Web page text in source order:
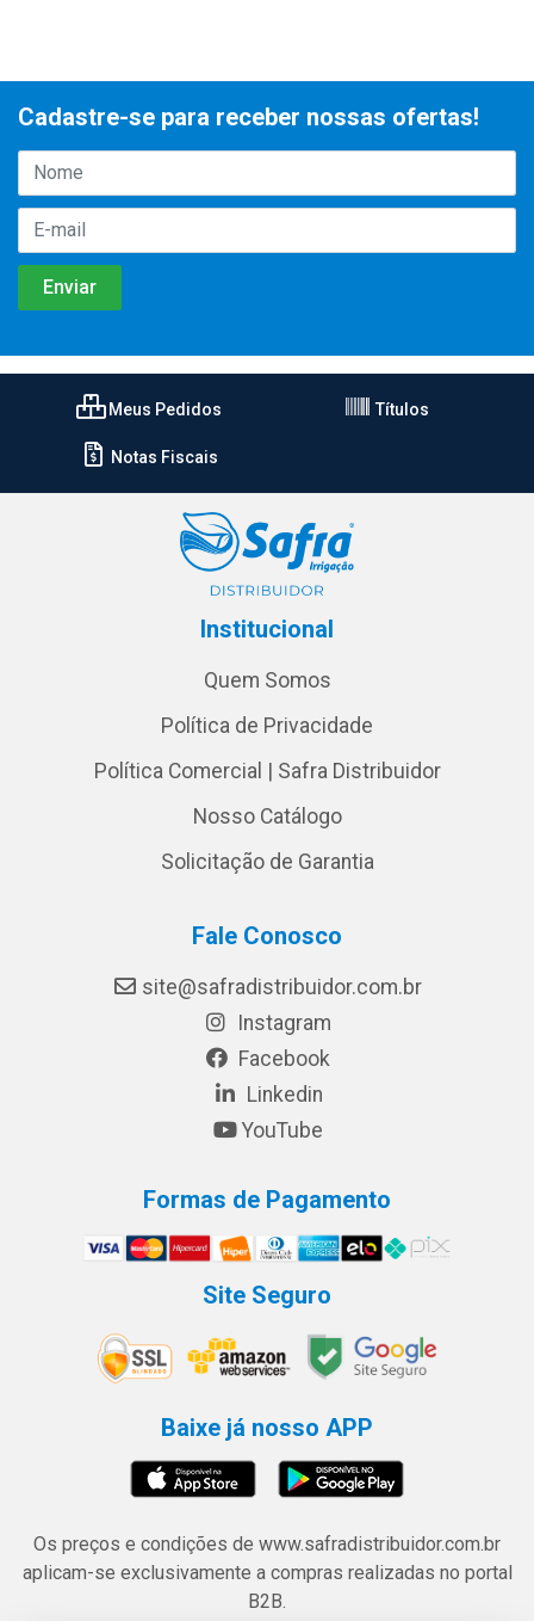
Cadastre-se para receber nossas ofertas!
Meus Pedidos Títulos
Notas Fiscais
Institucional
Quem Somos
Política de Privacidade
Política Comercial | Safra Distribuidor
Nosso Catálogo
Solicitação de Garantia
Fale Conosco
site@safradistribuidor.com.br
Instagram
Facebook
Linkedin
YouTube
Formas de Pagamento
Site Seguro
Baixe já nosso APP
Os preços e condições de www.safradistribuidor.com.br
aplicam-se exclusivamente a compras realizadas no portal
B2B.